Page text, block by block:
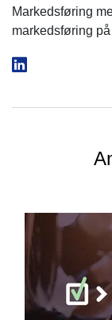
Markedsføring
markedsføring